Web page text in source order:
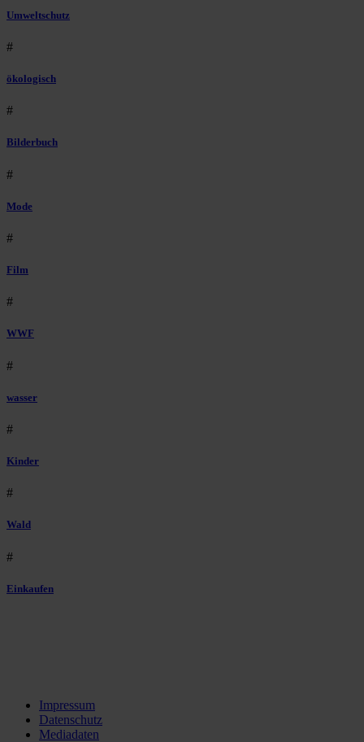
Umweltschutz
#
ökologisch
#
Bilderbuch
#
Mode
#
Film
#
WWF
#
wasser
#
Kinder
#
Wald
#
Einkaufen
Impressum
Datenschutz
Mediadaten